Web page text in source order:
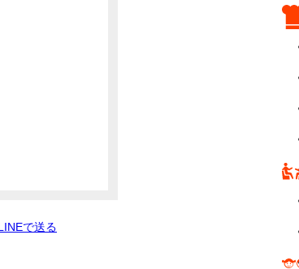
で送る